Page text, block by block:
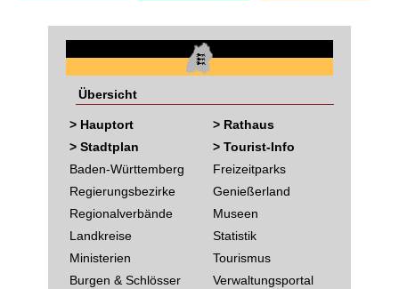
Übersicht
> Hauptort
> Stadtplan
Baden-Württemberg
Regierungsbezirke
Regionalverbände
Landkreise
Ministerien
Burgen & Schlösser
> Rathaus
> Tourist-Info
Freizeitparks
Genießerland
Museen
Statistik
Tourismus
Verwaltungsportal